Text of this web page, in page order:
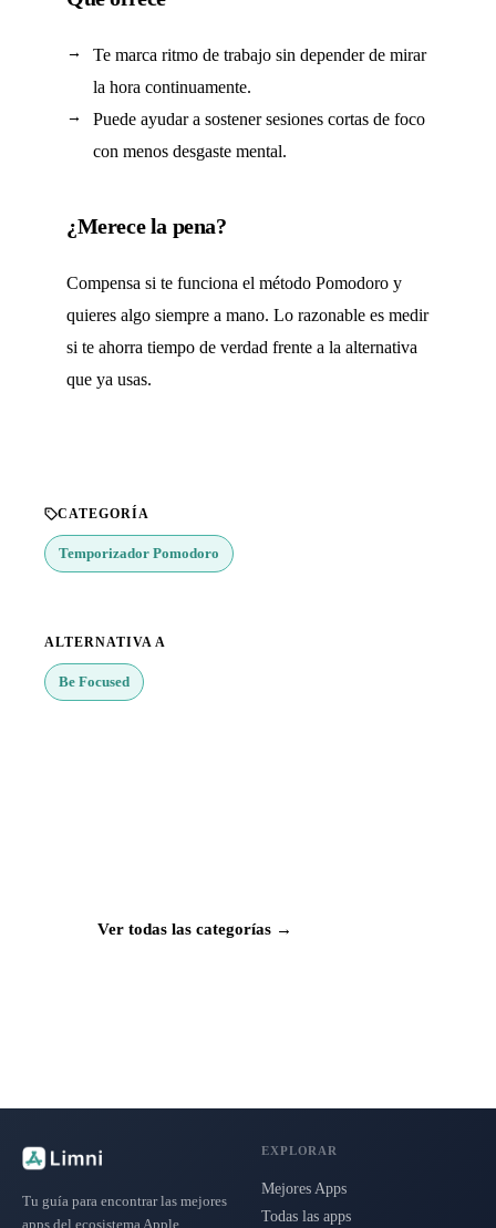
Te marca ritmo de trabajo sin depender de mirar
la hora continuamente.
Puede ayudar a sostener sesiones cortas de foco
con menos desgaste mental.
¿Merece la pena?
Compensa si te funciona el método Pomodoro y
quieres algo siempre a mano. Lo razonable es medir
si te ahorra tiempo de verdad frente a la alternativa
que ya usas.
CATEGORÍA
Temporizador Pomodoro
ALTERNATIVA A
Be Focused
Ver todas las categorías →
Tu guía para encontrar las mejores
apps del ecosistema Apple.
EXPLORAR
Mejores Apps
Todas las apps